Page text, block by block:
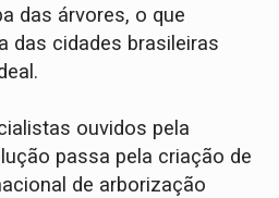
das árvores, o que
das cidades brasileiras
ouvidos pela
passa pela criação de
de arborização